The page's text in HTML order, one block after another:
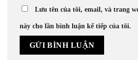
Lưu tên của tôi, email, và trang
này cho lần bình luận kế tiếp của tôi.